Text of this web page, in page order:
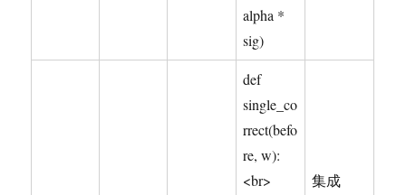
alpha *
sig)
def
single_co
rrect(befo
re, w):
<br>
集成